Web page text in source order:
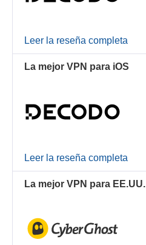
Leer la reseña completa
La mejor VPN para iOS
Leer la reseña completa
La mejor VPN para EE.UU.